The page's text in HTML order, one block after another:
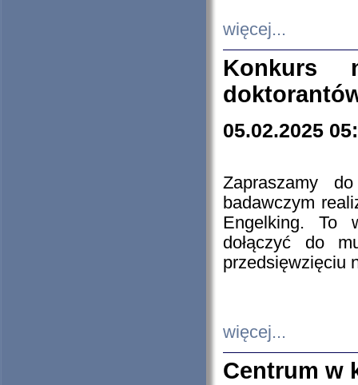
więcej...
Konkurs
05.02.2025
Zapraszamy
badawczym
Engelking. To
dołączyć do
przedsięwzięciu
więcej...
Centrum w